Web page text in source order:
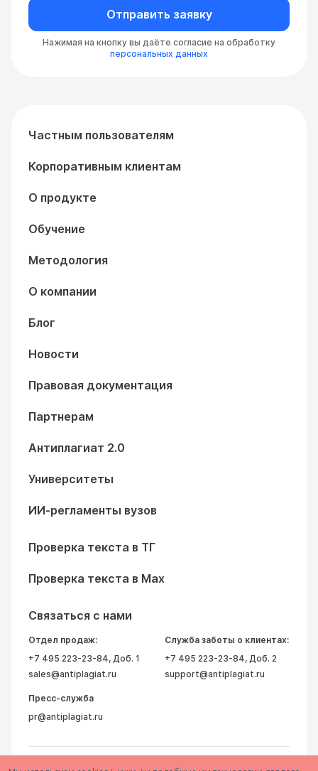
Отправить заявку
Нажимая на кнопку вы даёте согласие на обработку
персональных данных
Частным пользователям
Корпоративным клиентам
О продукте
Обучение
Методология
О компании
Блог
Новости
Правовая документация
Партнерам
Антиплагиат 2.0
Университеты
ИИ-регламенты вузов
Проверка текста в ТГ
Проверка текста в Max
Связаться с нами
Отдел продаж:
+7 495 223-23-84, Доб. 1
sales@antiplagiat.ru
Служба заботы о клиентах:
+7 495 223-23-84, Доб. 2
support@antiplagiat.ru
Пресс-служба
pr@antiplagiat.ru